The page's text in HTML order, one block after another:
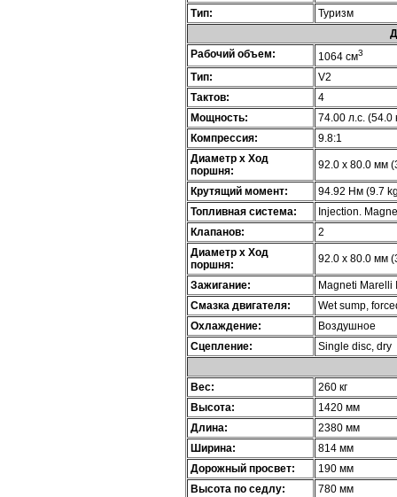
Тип:
Туризм
Рабочий объем:
1064 см3
Тип:
V2
Тактов:
4
Мощность:
74.00 л.с. (54.0
Компрессия:
9.8:1
Диаметр х Ход
поршня:
92.0 x 80.0 мм
Крутящий момент:
94.92 Нм (9.7
Топливная система:
Injection.
Клапанов:
2
Диаметр х Ход
поршня:
92.0 x 80.0 мм
Зажигание:
Magneti Marelli
Смазка двигателя:
Wet sump,
Охлаждение:
Воздушное
Сцепление:
Single disc, dry
Вес:
260 кг
Высота:
1420 мм
Длина:
2380 мм
Ширина:
814 мм
Дорожный просвет:
190 мм
Высота по седлу:
780 мм